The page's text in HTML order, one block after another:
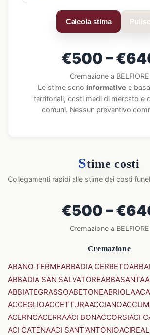
Calcola stima
€500 –
Cremazione a BELFIORE
Le stime sono informative e
territoriali, costi medi di mercato e
comuni. Nessun preventivo
Stime costi
Collegamenti rapidi alle stime dei costi
€500 –
Cremazione a BELFIORE
Cremazione
ABANO TERMEABBADIA CERRETO
ABBADIA SAN SALVATOREABBASANTA
ABBIATEGRASSOABETONEABRIOLA
ACCEGLIOACCETTURAACCIANO
ACERNOACERRAACI BONACCORSIACI
ACI CATENAACI SANT'ANTONIO